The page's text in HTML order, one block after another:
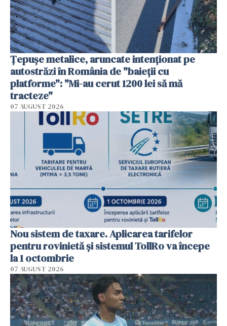
Țepușe metalice, aruncate intenționat pe
autostrăzi în România de "baieții cu
platforme": "Mi-au cerut 1200 lei să mă
tracteze"
07 AUGUST 2026
Nou sistem de taxare. Aplicarea tarifelor
pentru rovinietă şi sistemul TollRo va începe
la 1 octombrie
07 AUGUST 2026